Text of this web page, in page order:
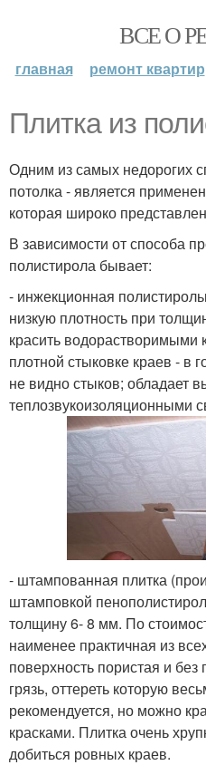
ВСЕ О
главная ремонт квартир
Плитка из
Одним из самых недорогих
потолка - является
которая широко
В зависимости от способа
полистирола бывает:
- инжекционная
низкую плотность при
красить водорастворимыми
плотной стыковке краев - в
не видно стыков; обладает
теплозвукоизоляционными
- штампованная плитка
штамповкой
толщину 6- 8 мм. По
наименее практичная из
поверхность пористая и
грязь, оттереть которую
рекомендуется, но можно
красками. Плитка очень
добиться ровных краев.